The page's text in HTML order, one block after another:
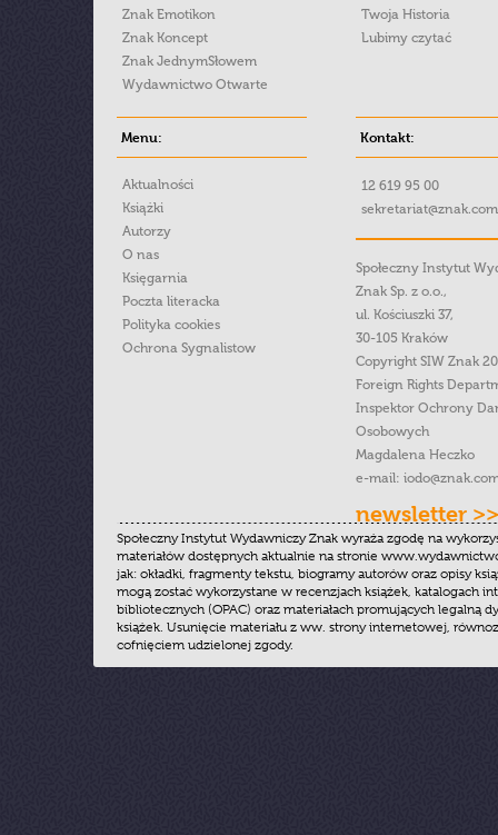
Znak Emotikon
Znak Koncept
Znak JednymSłowem
Wydawnictwo Otwarte
Twoja Historia
Lubimy czytać
Menu:
Aktualności
Książki
Autorzy
O nas
Księgarnia
Poczta literacka
Polityka cookies
Ochrona Sygnalistow
Kontakt:
12 619 95 00
Społeczny Instytut
Znak Sp. z o.o.,
ul. Kościuszki 37,
30-105 Kraków
Copyright SIW Znak
Foreign Rights
Inspektor Ochrony
Osobowych
Magdalena Heczko
e-mail:
newsletter >>
Społeczny Instytut Wydawniczy Znak wyraża zgodę na
materiałów dostępnych aktualnie na stronie
jak: okładki, fragmenty tekstu, biogramy autorów oraz opisy
mogą zostać wykorzystane w recenzjach książek, katalogach
bibliotecznych (OPAC) oraz materiałach promujących legalną
książek. Usunięcie materiału z ww. strony internetowej,
cofnięciem udzielonej zgody.